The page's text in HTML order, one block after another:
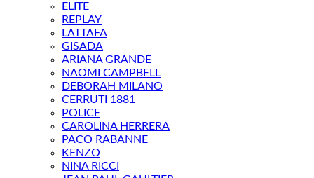
ELITE
REPLAY
LATTAFA
GISADA
ARIANA GRANDE
NAOMI CAMPBELL
DEBORAH MILANO
CERRUTI 1881
POLICE
CAROLINA HERRERA
PACO RABANNE
KENZO
NINA RICCI